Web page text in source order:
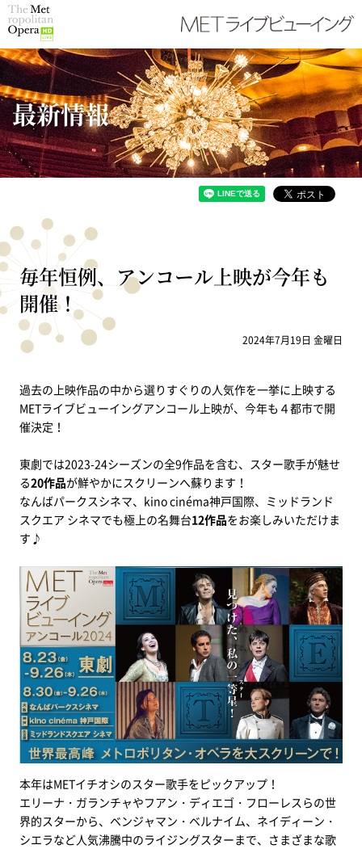
最新情報
毎年恒例、アンコール上映が今年も
開催！
2024年7月19日 金曜日
過去の上映作品の中から選りすぐりの人気作を一挙に上映する
METライブビューイングアンコール上映が、今年も４都市で開
催決定！
東劇では2023-24シーズンの全9作品を含む、スター歌手が魅せ
る20作品が鮮やかにスクリーンへ蘇ります！
なんばパークスシネマ、kino cinéma神戸国際、ミッドランド
スクエア シネマでも極上の名舞台12作品をお楽しみいただけま
す♪
本年はMETイチオシのスター歌手をピックアップ！
エリーナ・ガランチャやフアン・ディエゴ・フローレスらの世
界的スターから、ベンジャマン・ベルナイム、ネイディーン・
シエラなど人気沸騰中のライジングスターまで、さまざまな歌